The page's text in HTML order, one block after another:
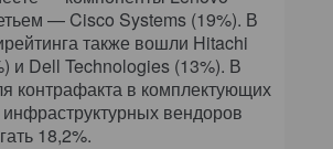
— Cisco Systems (19%). В
также вошли Hitachi
и Dell Technologies (13%). В
контрафакта в комплектующих
вендоров
18,2%.